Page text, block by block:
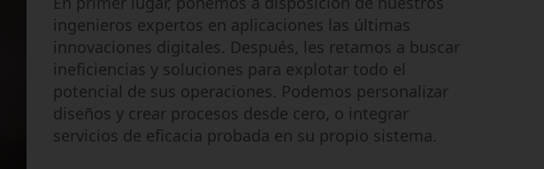
ingenieros expertos en aplicaciones las últimas
innovaciones digitales. Después, les retamos a buscar
ineficiencias y soluciones para explotar todo el
potencial de sus operaciones. Podemos personalizar
diseños y crear procesos desde cero, o integrar
servicios de eficacia probada en su propio sistema.